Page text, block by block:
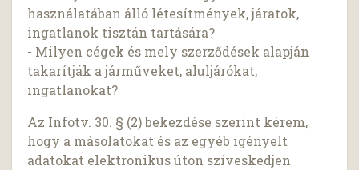
használatában álló létesítmények, járatok,
ingatlanok tisztán tartására?
- Milyen cégek és mely szerződések alapján
takarítják a járműveket, aluljárókat,
ingatlanokat?
Az Infotv. 30. § (2) bekezdése szerint kérem,
hogy a másolatokat és az egyéb igényelt
adatokat elektronikus úton szíveskedjen